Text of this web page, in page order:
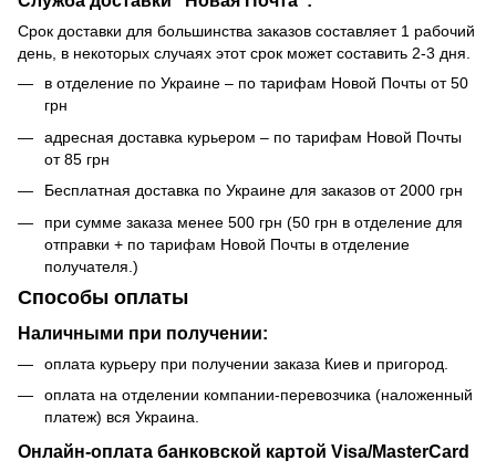
Срок доставки для большинства заказов составляет 1 рабочий
день, в некоторых случаях этот срок может составить 2-3 дня.
в отделение по Украине – по тарифам Новой Почты от 50
грн
адресная доставка курьером – по тарифам Новой Почты
от 85 грн
Бесплатная доставка по Украине для заказов от 2000 грн
при сумме заказа менее 500 грн (50 грн в отделение для
отправки + по тарифам Новой Почты в отделение
получателя.)
Способы оплаты
Наличными при получении:
оплата курьеру при получении заказа Киев и пригород.
оплата на отделении компании-перевозчика (наложенный
платеж) вся Украина.
Онлайн-оплата банковской картой Visa/MasterCard